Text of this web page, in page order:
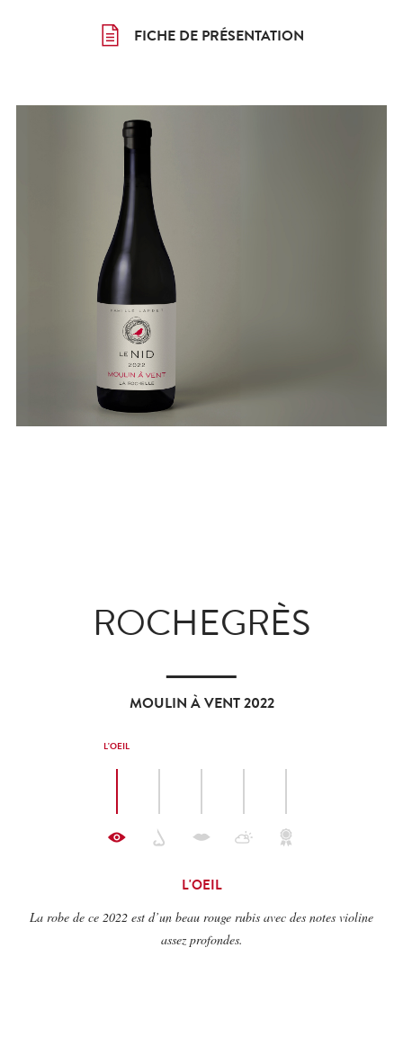
FICHE DE PRÉSENTATION
FICHE DE PRÉSENTATION
FICHE DE PRÉSENTATION
ROCHEGRÈS
MOULIN À VENT 2022
L'OEIL
L'OEIL
La robe de ce 2022 est d’un beau rouge rubis avec des notes violine
assez profondes.